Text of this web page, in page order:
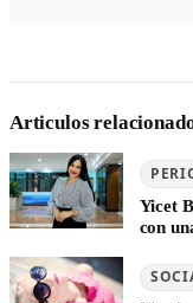
Articulos
Yicet
con